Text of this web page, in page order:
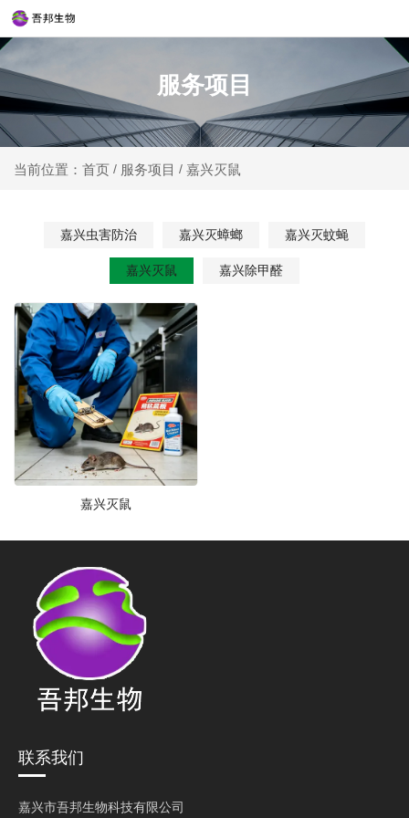
服务项目
当前位置：首页 / 服务项目 / 嘉兴灭鼠
嘉兴虫害防治 嘉兴灭蟑螂 嘉兴灭蚊蝇
嘉兴灭鼠 嘉兴除甲醛
嘉兴灭鼠
联系我们
嘉兴市吾邦生物科技有限公司